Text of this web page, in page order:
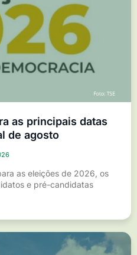
as principais datas
de agosto
as eleições de 2026, os
e pré-candidatas